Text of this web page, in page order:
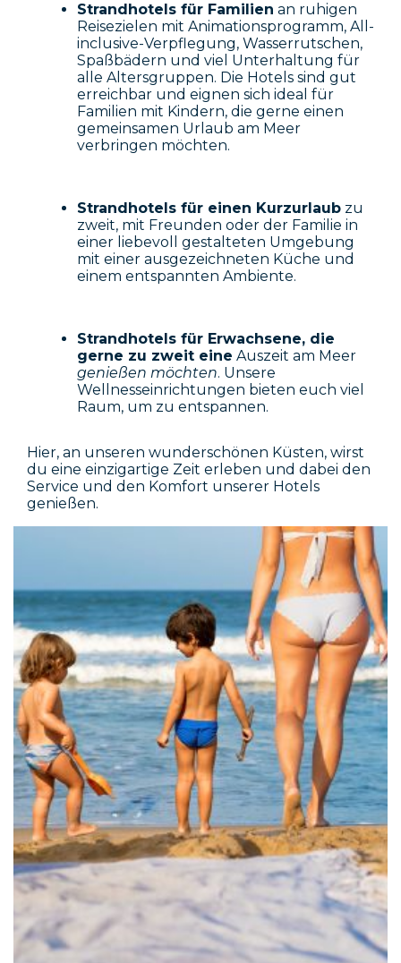
Strandhotels für Familien an ruhigen
Reisezielen mit Animationsprogramm, All-
inclusive-Verpflegung, Wasserrutschen,
Spaßbädern und viel Unterhaltung für
alle Altersgruppen. Die Hotels sind gut
erreichbar und eignen sich ideal für
Familien mit Kindern, die gerne einen
gemeinsamen Urlaub am Meer
verbringen möchten.
Strandhotels für einen Kurzurlaub zu
zweit, mit Freunden oder der Familie in
einer liebevoll gestalteten Umgebung
mit einer ausgezeichneten Küche und
einem entspannten Ambiente.
Strandhotels für Erwachsene, die
gerne zu zweit eine Auszeit am Meer
genießen möchten. Unsere
Wellnesseinrichtungen bieten euch viel
Raum, um zu entspannen.
Hier, an unseren wunderschönen Küsten, wirst
du eine einzigartige Zeit erleben und dabei den
Service und den Komfort unserer Hotels
genießen.